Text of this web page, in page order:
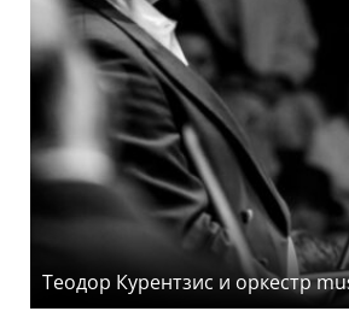
Теодор Курентзис и оркестр